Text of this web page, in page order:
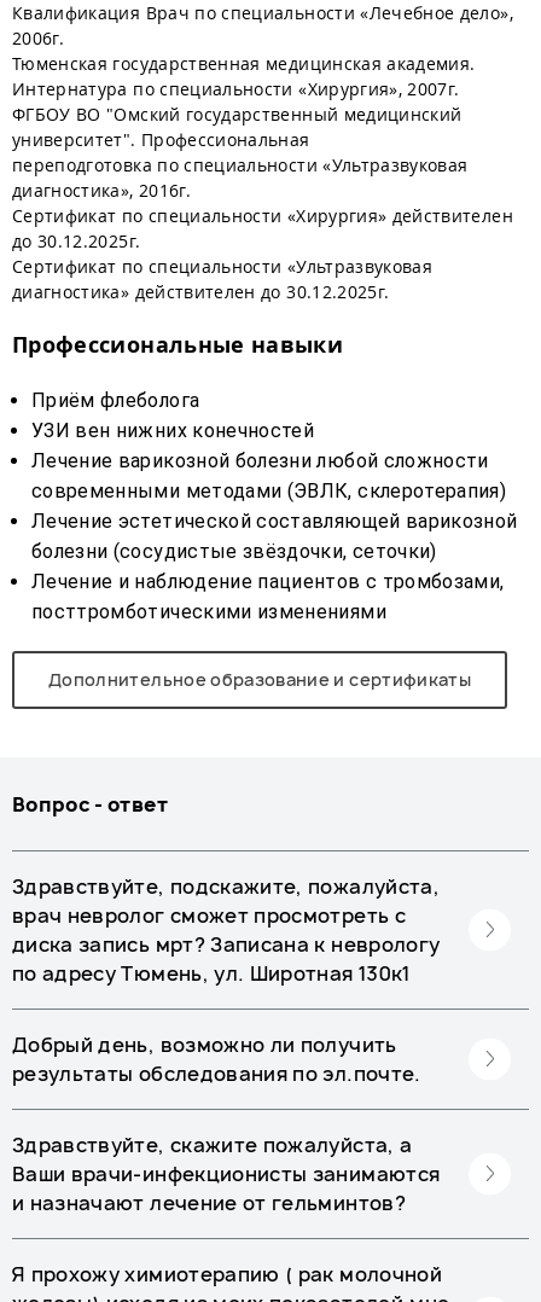
Квалификация Врач по специальности «Лечебное дело»,
2006г.
Тюменская государственная медицинская академия.
Интернатура по специальности «Хирургия», 2007г.
ФГБОУ ВО "Омский государственный медицинский
университет". Профессиональная
переподготовка по специальности «Ультразвуковая
диагностика», 2016г.
Сертификат по специальности «Хирургия» действителен
до 30.12.2025г.
Сертификат по специальности «Ультразвуковая
диагностика» действителен до 30.12.2025г.
Профессиональные навыки
Приём флеболога
УЗИ вен нижних конечностей
Лечение варикозной болезни любой сложности
современными методами (ЭВЛК, склеротерапия)
Лечение эстетической составляющей варикозной
болезни (сосудистые звёздочки, сеточки)
Лечение и наблюдение пациентов с тромбозами,
посттромботическими изменениями
Дополнительное образование и сертификаты
Вопрос - ответ
Здравствуйте, подскажите, пожалуйста,
врач невролог сможет просмотреть с
диска запись мрт? Записана к неврологу
по адресу Тюмень, ул. Широтная 130к1
Добрый день, возможно ли получить
результаты обследования по эл.почте.
Здравствуйте, скажите пожалуйста, а
Ваши врачи-инфекционисты занимаются
и назначают лечение от гельминтов?
Я прохожу химиотерапию ( рак молочной